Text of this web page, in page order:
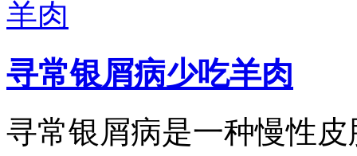
寻常银屑病少吃羊肉
寻常银屑病是一种慢性